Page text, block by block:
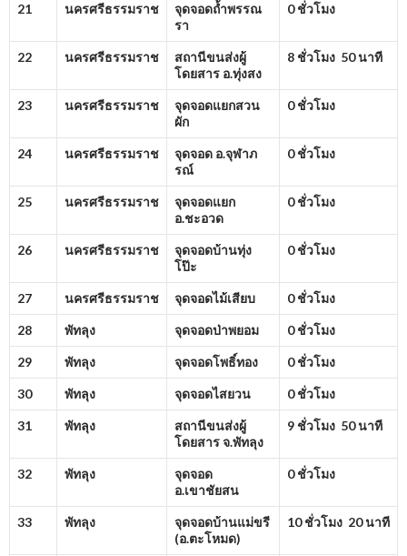
21 นครศรีธรรมราช
จุดจอดถ้ำพรรณ
รา
0 ชั่วโมง
22 นครศรีธรรมราช
สถานีขนส่งผู้
โดยสาร อ.ทุ่งสง
8 ชั่วโมง 50 นาที
23 นครศรีธรรมราช
จุดจอดแยกสวน
ผัก
0 ชั่วโมง
24 นครศรีธรรมราช
จุดจอด อ.จุฬาภ
รณ์
0 ชั่วโมง
25 นครศรีธรรมราช
จุดจอดแยก
อ.ชะอวด
0 ชั่วโมง
26 นครศรีธรรมราช
จุดจอดบ้านทุ่ง
โป๊ะ
0 ชั่วโมง
27 นครศรีธรรมราช จุดจอดไม้เสียบ 0 ชั่วโมง
28 พัทลุง จุดจอดป่าพยอม 0 ชั่วโมง
29 พัทลุง จุดจอดโพธิ์ทอง 0 ชั่วโมง
30 พัทลุง จุดจอดไสยวน 0 ชั่วโมง
31 พัทลุง
สถานีขนส่งผู้
โดยสาร จ.พัทลุง
9 ชั่วโมง 50 นาที
32 พัทลุง
จุดจอด
อ.เขาชัยสน
0 ชั่วโมง
33 พัทลุง
จุดจอดบ้านแม่ขรี
(อ.ตะโหมด)
10 ชั่วโมง 20 นาที